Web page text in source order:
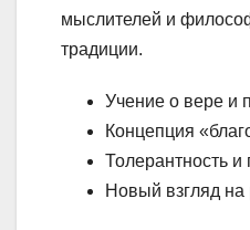
мыслителей и
традиции.
Учение о вере и
Концепция
Толерантность
Новый взгляд на